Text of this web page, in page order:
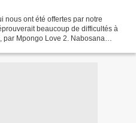
nous ont été offertes par notre
beaucoup de difficultés à
par Mpongo Love 2. Nabosana